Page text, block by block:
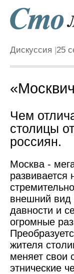
Дискуссия 25
Чем
столицы
россиян.
Москва -
развивается
внешний вид
давности и
огромные
жителя
меняет свои
этнические